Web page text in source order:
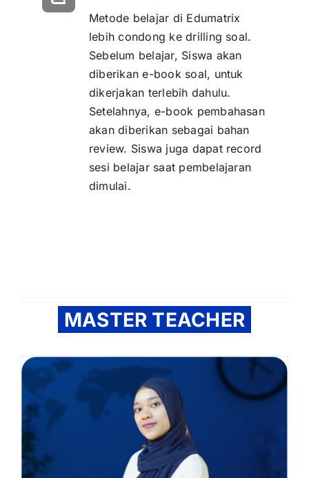
Metode belajar di Edumatrix
lebih condong ke drilling soal.
Sebelum belajar, Siswa akan
diberikan e-book soal, untuk
dikerjakan terlebih dahulu.
Setelahnya, e-book pembahasan
akan diberikan sebagai bahan
review. Siswa juga dapat record
sesi belajar saat pembelajaran
dimulai.
MASTER TEACHER